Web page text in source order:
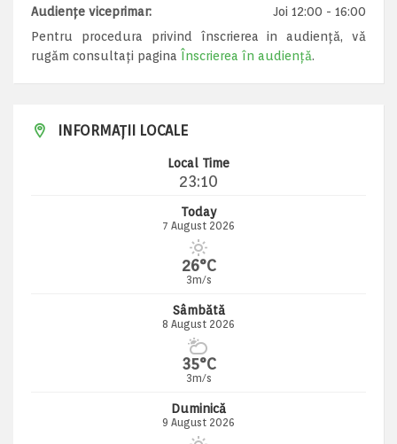
Audiențe viceprimar:
Joi 12:00 - 16:00
Pentru procedura privind înscrierea in audiență, vă
rugăm consultați pagina Înscrierea în audiență.
INFORMAȚII LOCALE
Local Time
23:10
Today
7 August 2026
26°C
3m/s
Sâmbătă
8 August 2026
35°C
3m/s
Duminică
9 August 2026